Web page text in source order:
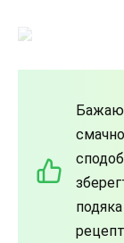
Бажаю